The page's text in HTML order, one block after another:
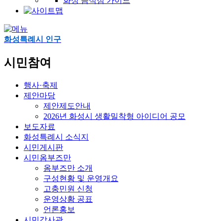
화성특례시 인구
시민참여
행사·축제
제안마당
제안제도안내
2026년 화성시 생활밀착형 아이디어 공모
보도자료
화성특례시 소식지
시민게시판
시민옴부즈만
옴부즈만 소개
구성현황 및 운영개요
고충민원 신청
운영상황 공표
언론홍보